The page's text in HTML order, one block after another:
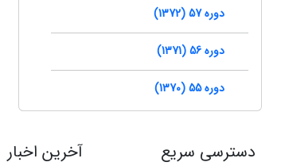
دوره 57 (1372)
دوره 56 (1371)
دوره 55 (1370)
دسترسی سریع آخرین اخبار